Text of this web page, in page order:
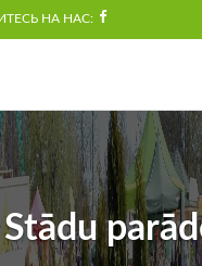
НА НАС:
Stādu